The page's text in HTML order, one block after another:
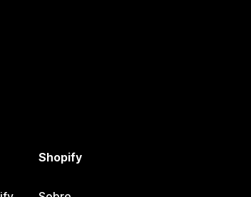
Shopify